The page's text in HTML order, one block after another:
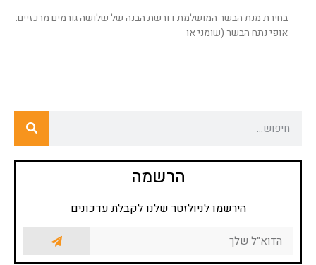
בחירת מנת הבשר המושלמת דורשת הבנה של שלושה גורמים מרכזיים:
אופי נתח הבשר (שומני או
הרשמה
הירשמו לניולזטר שלנו לקבלת עדכונים